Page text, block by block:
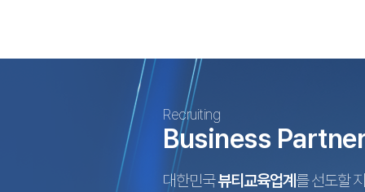
Recruiting
Business
대한민국뷰티교육업계 를 선도할